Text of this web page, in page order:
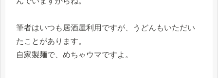
筆者はいつも居酒屋利用ですが、うどんもいただい
たことがあります。
自家製麺で、めちゃウマですよ。